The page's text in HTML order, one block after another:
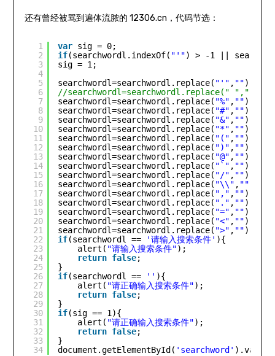
还有曾经被骂到遍体流脓的 12306.cn，代码节选：
1
2
3
4
5
6
7
8
9
10
11
12
13
14
15
16
17
18
19
20
21
22
23
24
25
26
27
28
29
30
31
32
33
34
var sig = 0;
if(searchwordl.indexOf( "'") > -1 ||
sig = 1;
searchwordl=searchwordl.replace( "'" , "");
//searchwordl=searchwordl.replace(" ","");
searchwordl=searchwordl.replace( "%" , "");
searchwordl=searchwordl.replace( "#" , "");
searchwordl=searchwordl.replace( "&" , "");
searchwordl=searchwordl.replace( "*" , "");
searchwordl=searchwordl.replace( "(" , "");
searchwordl=searchwordl.replace( ")" , "");
searchwordl=searchwordl.replace( "@" , "");
searchwordl=searchwordl.replace( "`" , "");
searchwordl=searchwordl.replace( "/" , "");
searchwordl=searchwordl.replace( "\\" , ""
searchwordl=searchwordl.replace( "," , "");
searchwordl=searchwordl.replace( "." , "");
searchwordl=searchwordl.replace( "=" , "");
searchwordl=searchwordl.replace( "<" , "");
searchwordl=searchwordl.replace( ">" , "");
if(searchwordl == '请输入搜索条件' ){
alert( "请输入搜索条件");
return false;
}
if(searchwordl == '' ){
alert( "请正确输入搜索条件");
return false;
}
if(sig == 1){
alert( "请正确输入搜索条件");
return false;
}
document.getElementById( 'searchword'